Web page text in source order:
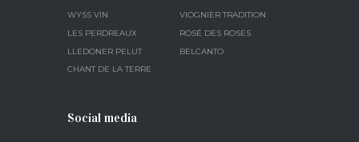
WYSS VIN
VIOGNIER TRADITION
LES PERDREAUX
ROSÉ DES ROSES
LLEDONER PELUT
BELCANTO
CHANT DE LA TERRE
Social media